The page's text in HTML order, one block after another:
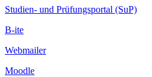
Studien- und Prüfungsportal (SuP)
B-ite
Webmailer
Moodle